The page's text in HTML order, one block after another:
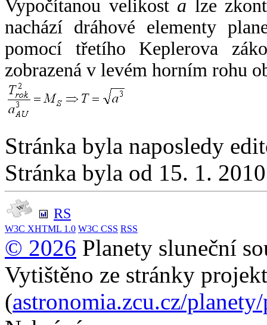
Vypočítanou velikost a lze
nachází dráhové elementy
pomocí třetího Keplerova
zobrazená v levém horním rohu
Stránka byla naposledy
Stránka byla od 15. 1.
RS
W3C XHTML 1.0 W3C CSS RSS
© 2026 Planety sluneční
Vytištěno ze stránky
(astronomia.zcu.cz/